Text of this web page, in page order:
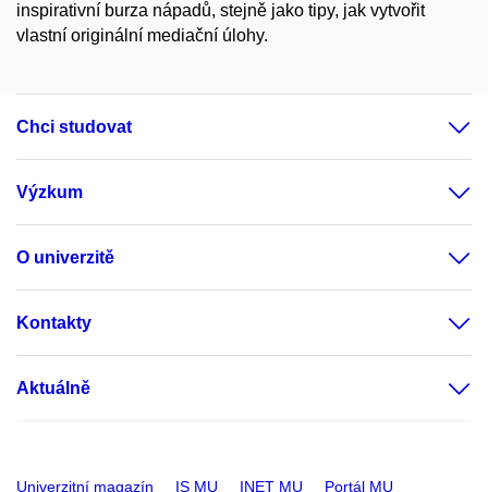
inspirativní burza nápadů, stejně jako tipy, jak vytvořit
vlastní originální mediační úlohy.
Chci studovat
Výzkum
O univerzitě
Kontakty
Aktuálně
Univerzitní magazín IS MU INET MU Portál MU